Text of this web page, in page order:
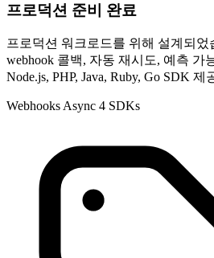
프로덕션 준비 완료
프로덕션 워크로드를 위해 설계되
webhook 콜백, 자동 재시도, 예측 가
Node.js, PHP, Java, Ruby, Go SDK 제
Webhooks Async 4 SDKs